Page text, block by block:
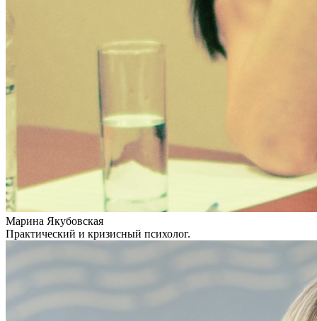
Марина Якубовская
Практический и кризисный психолог.